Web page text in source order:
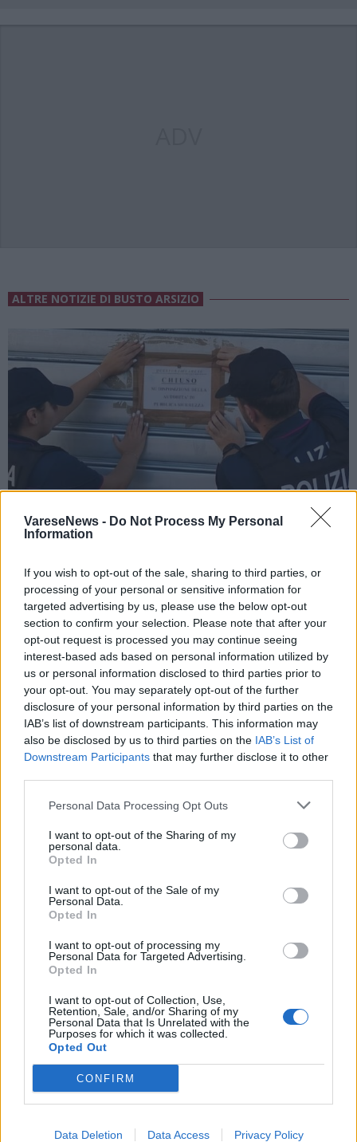
VareseNews - Do Not Process My Personal
Information
If you wish to opt-out of the sale, sharing to third parties, or
processing of your personal or sensitive information for
targeted advertising by us, please use the below opt-out
section to confirm your selection. Please note that after your
opt-out request is processed you may continue seeing
interest-based ads based on personal information utilized by
us or personal information disclosed to third parties prior to
your opt-out. You may separately opt-out of the further
disclosure of your personal information by third parties on the
IAB’s list of downstream participants. This information may
also be disclosed by us to third parties on the IAB’s List of
Downstream Participants that may further disclose it to other
Personal Data Processing Opt Outs
I want to opt-out of the Sharing of my
personal data.
Opted In
I want to opt-out of the Sale of my
Personal Data.
Opted In
I want to opt-out of processing my
Personal Data for Targeted Advertising.
Opted In
I want to opt-out of Collection, Use,
Retention, Sale, and/or Sharing of my
Personal Data that Is Unrelated with the
Purposes for which it was collected.
Opted Out
CONFIRM
Data Deletion Data Access Privacy Policy
ALTRE NOTIZIE DI BUSTO ARSIZIO
BUSTO ARSIZIO
Tredici anni, trovato al bar col cocktail
“angelo azzurro”: via la licenza al locale
di Busto Arsizio
BUSTO ARSIZIO
Salgono a 13 i semafori “photored” a
Busto Arsizio: 5 le postazioni nuove